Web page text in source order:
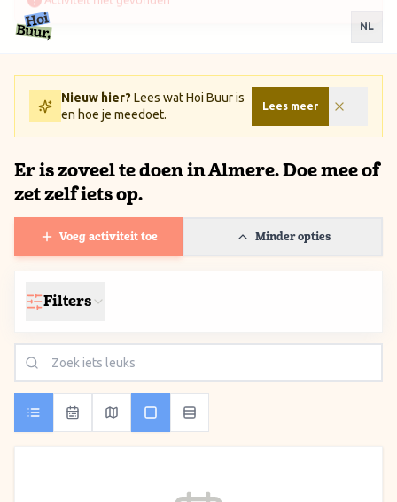
Ga naar inhoud / Skip to content
NL
Nieuw hier? Lees wat Hoi Buur is
en hoe je meedoet.
Lees meer
Er is zoveel te doen in Almere. Doe mee of
zet zelf iets op.
Voeg activiteit toe Minder opties
Filters